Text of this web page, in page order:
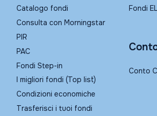
Catalogo fondi
Consulta con Morningstar
PIR
PAC
Fondi Step-in
I migliori fondi (Top list)
Condizioni economiche
Trasferisci i tuoi fondi
Fondi
Conto